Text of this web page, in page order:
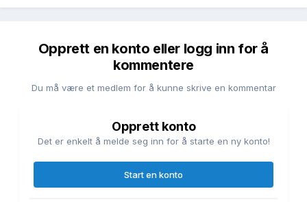
Opprett en konto eller logg inn for å
kommentere
Du må være et medlem for å kunne skrive en kommentar
Opprett konto
Det er enkelt å melde seg inn for å starte en ny konto!
Start en konto